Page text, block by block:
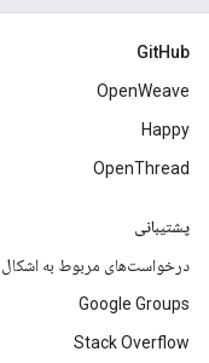
GitHub
OpenWeave
Happy
OpenThread
پشتیبانی
درخواست‌های مربوط به
Google Groups
Stack Overflow